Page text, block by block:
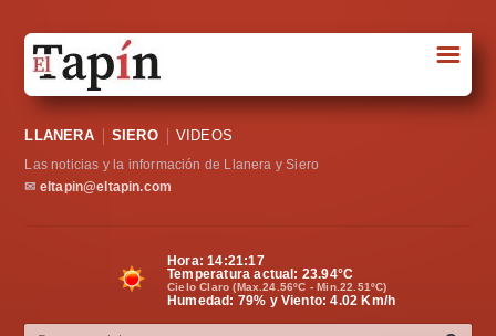
Sociedad
Política
Cultura
☰
LLANERA SIERO VIDEOS
Las noticias y la información de Llanera y Siero
✉ eltapin@eltapin.com
Hora:14:21:18
Temperatura actual: 23.94°C
Cielo Claro (Max.24.56ºC - Min.22.51ºC)
Humedad: 79% y Viento: 4.02 Km/h